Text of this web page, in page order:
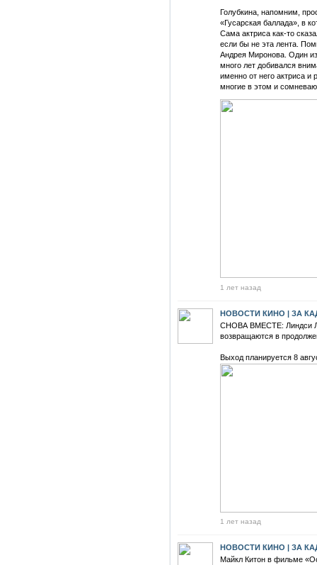
Голубкина, напомним,
«Гусарская баллада», в
Сама актриса как-то
если бы не эта лента.
Андрея Миронова. Один
много лет добивался
именно от него актриса
многие в этом и
1 лет назад
НОВОСТИ КИНО | ЗА
СНОВА ВМЕСТЕ: Линдси
возвращаются в
Выход планируется 8
1 лет назад
НОВОСТИ КИНО | ЗА
Майкл Китон в фильме